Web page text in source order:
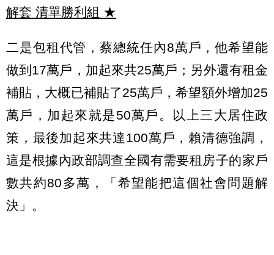
解套 清單勝利組 ★
二是包租代管，蔡總統任內8萬戶，他希望能
做到17萬戶，加起來共25萬戶；另外還有租金
補貼，大概已補貼了25萬戶，希望額外增加25
萬戶，加起來就是50萬戶。以上三大居住政
策，最後加起來共達100萬戶，賴清德強調，
這是根據內政部調查全國有需要租房子的家戶
數共約80多萬，「希望能把這個社會問題解
決」。